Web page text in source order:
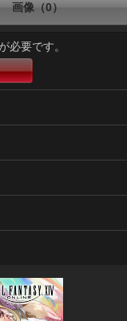
画像（0）
必要です。